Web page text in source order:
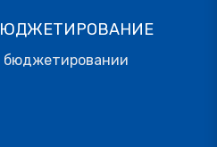
бюджетировании